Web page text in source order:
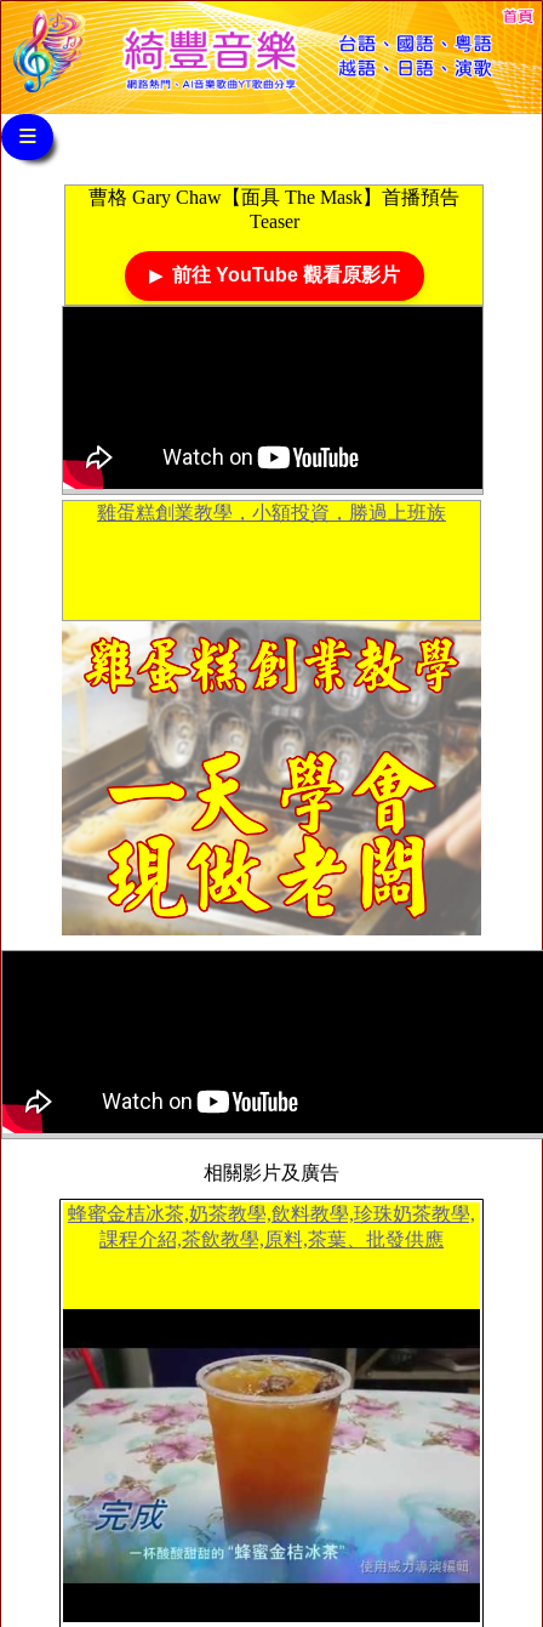
≡
曹格 Gary Chaw【面具 The Mask】首播預告
Teaser
前往 YouTube 觀看原影片
雞蛋糕創業教學，小額投資，勝過上班族
相關影片及廣告
蜂蜜金桔冰茶,奶茶教學,飲料教學,珍珠奶茶教學,
課程介紹,茶飲教學,原料,茶葉、批發供應